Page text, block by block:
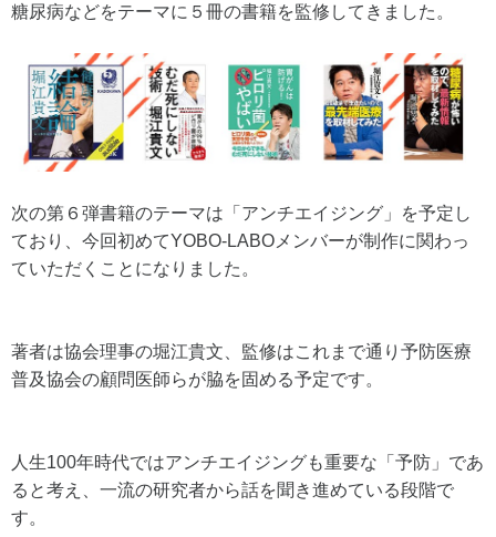
糖尿病などをテーマに５冊の書籍を監修してきました。
次の第６弾書籍のテーマは「アンチエイジング」を予定し
ており、今回初めてYOBO-LABOメンバーが制作に関わっ
ていただくことになりました。
著者は協会理事の堀江貴文、監修はこれまで通り予防医療
普及協会の顧問医師らが脇を固める予定です。
人生100年時代ではアンチエイジングも重要な「予防」であ
ると考え、一流の研究者から話を聞き進めている段階で
す。